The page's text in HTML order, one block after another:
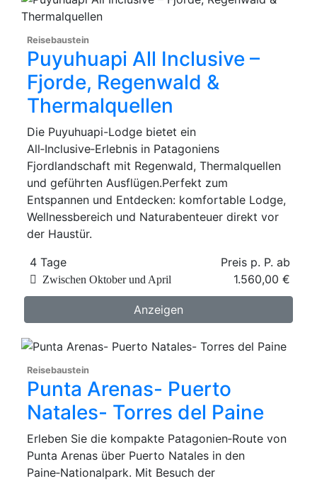
Reisebaustein
Puyuhuapi All Inclusive –
Fjorde, Regenwald &
Thermalquellen
Die Puyuhuapi-Lodge bietet ein
All‑Inclusive‑Erlebnis in Patagoniens
Fjordlandschaft mit Regenwald, Thermalquellen
und geführten Ausflügen.Perfekt zum
Entspannen und Entdecken: komfortable Lodge,
Wellnessbereich und Naturabenteuer direkt vor
der Haustür.
4 Tage
Preis p. P. ab
1.560,00 €
Zwischen Oktober und April
Anzeigen
Reisebaustein
Punta Arenas- Puerto
Natales- Torres del Paine
Erleben Sie die kompakte Patagonien‑Route von
Punta Arenas über Puerto Natales in den
Paine‑Nationalpark. Mit Besuch der